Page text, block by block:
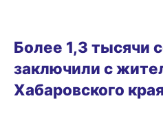
Более 1,3 тысячи
заключили с
Хабаровского